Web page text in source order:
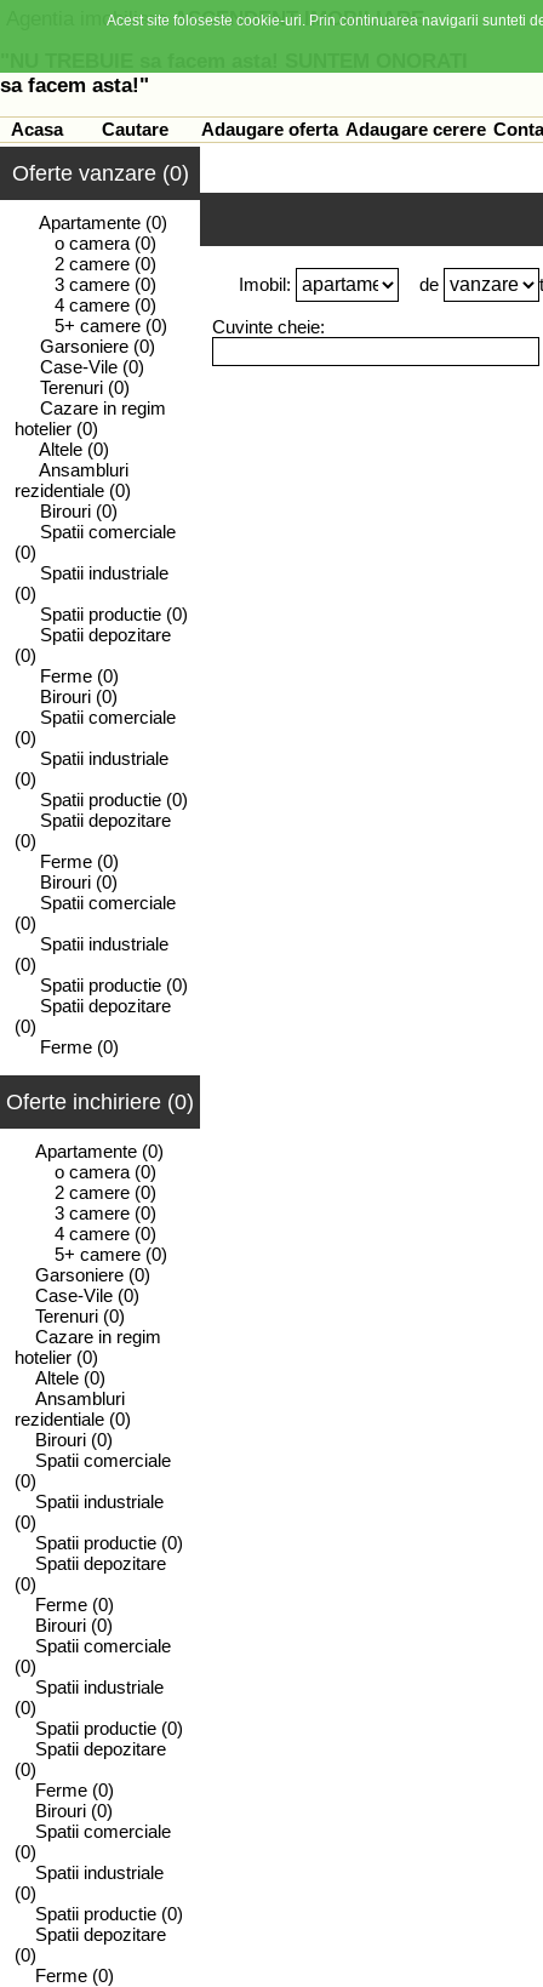
Agentia imobiliara ASCENDENT IMOBILIARE
sa facem asta!"
Acasa Cautare Adaugare oferta Adaugare cerere
Oferte vanzare (0)
Apartamente (0)
o camera (0)
2 camere (0)
3 camere (0)
4 camere (0)
5+ camere (0)
Garsoniere (0)
Case-Vile (0)
Terenuri (0)
Cazare in regim
hotelier (0)
Altele (0)
Ansambluri
rezidentiale (0)
Birouri (0)
Spatii comerciale
(0)
Spatii industriale
(0)
Spatii productie (0)
Spatii depozitare
(0)
Ferme (0)
Birouri (0)
Spatii comerciale
(0)
Spatii industriale
(0)
Spatii productie (0)
Spatii depozitare
(0)
Ferme (0)
Birouri (0)
Spatii comerciale
(0)
Spatii industriale
(0)
Spatii productie (0)
Spatii depozitare
(0)
Ferme (0)
Oferte inchiriere (0)
Apartamente (0)
o camera (0)
2 camere (0)
3 camere (0)
4 camere (0)
5+ camere (0)
Garsoniere (0)
Case-Vile (0)
Terenuri (0)
Cazare in regim
hotelier (0)
Altele (0)
Ansambluri
rezidentiale (0)
Birouri (0)
Spatii comerciale
(0)
Spatii industriale
(0)
Spatii productie (0)
Spatii depozitare
(0)
Ferme (0)
Birouri (0)
Spatii comerciale
(0)
Spatii industriale
(0)
Spatii productie (0)
Spatii depozitare
(0)
Ferme (0)
Birouri (0)
Spatii comerciale
(0)
Spatii industriale
(0)
Spatii productie (0)
Spatii depozitare
(0)
Ferme (0)
Imobil: de
Cuvinte cheie:
Acest site foloseste cookie-uri. Prin continuarea navigarii sunteti